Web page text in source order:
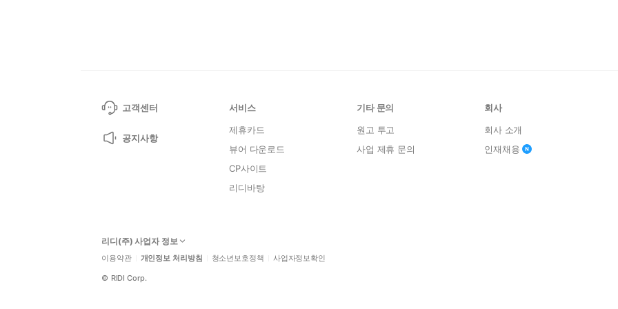
고객센터
공지사항
서비스
제휴카드
뷰어 다운로드
CP사이트
리디바탕
기타 문의
원고 투고
사업 제휴 문의
회사
회사 소개
인재채용
리디(주) 사업자 정보
이용약관 개인정보 처리방침 청소년보호정책 사업자정보확인
© RIDI Corp.